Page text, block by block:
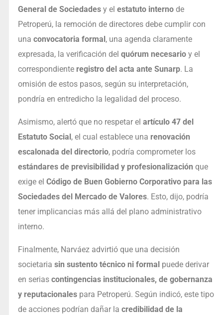
General de Sociedadesy el estatuto internode
Petroperú, la remoción de directores debe cumplir con
una convocatoria formal , una agenda claramente
expresada, la verificación del quórum necesarioy el
correspondiente registro del acta ante Sunarp. La
omisión de estos pasos, según su interpretación,
pondría en entredicho la legalidad del proceso.
Asimismo, alertó que no respetar el artículo 47 del
Estatuto Social , el cual establece una renovación
escalonada del directorio, podría comprometer los
estándares de previsibilidad y profesionalización que
exige el Código de Buen Gobierno Corporativo para las
Sociedades del Mercado de Valores. Esto, dijo, podría
tener implicancias más allá del plano administrativo
interno.
Finalmente, Narváez advirtió que una decisión
societaria sin sustento técnico ni formal puede derivar
en serias contingencias institucionales, de gobernanza
y reputacionalespara Petroperú. Según indicó, este tipo
de acciones podrían dañar la credibilidad de la